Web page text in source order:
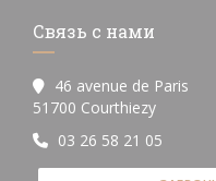
Связь с нами
46 avenue de Paris
51700 Courthiezy
03 26 58 21 05